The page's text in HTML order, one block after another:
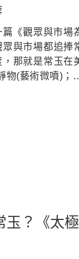
《觀眾與市
與市場都追捧
那就是常玉在
物(藝術微噴)；
玉？《太